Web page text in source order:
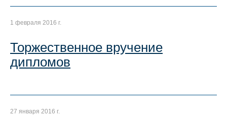
1 февраля 2016 г.
Торжественное вручение
дипломов
27 января 2016 г.